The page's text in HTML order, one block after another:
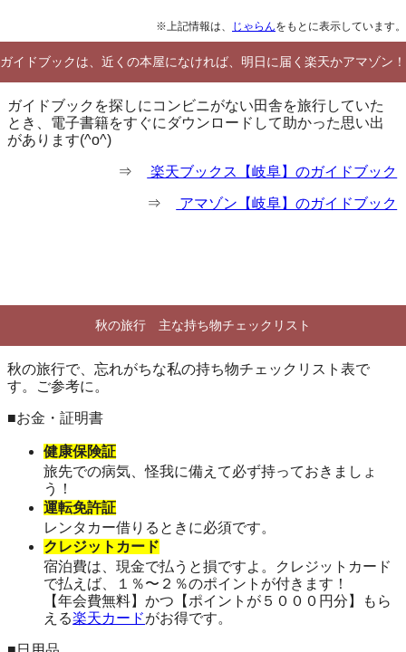
※上記情報は、 じゃらんをもとに表示しています。
ガイドブックは、近くの本屋になければ、明日に届く楽天かアマゾン！
ガイドブックを探しにコンビニがない田舎を旅行していた
とき、電子書籍をすぐにダウンロードして助かった思い出
があります(^o^)
⇒ 楽天ブックス【岐阜】のガイドブック
⇒ アマゾン【岐阜】のガイドブック
秋の旅行 主な持ち物チェックリスト
秋の旅行で、忘れがちな私の持ち物チェックリスト表で
す。ご参考に。
■お金・証明書
健康保険証
旅先での病気、怪我に備えて必ず持っておきましょ
う！
運転免許証
レンタカー借りるときに必須です。
クレジットカード
宿泊費は、現金で払うと損ですよ。クレジットカード
で払えば、１％〜２％のポイントが付きます！
【年会費無料】かつ【ポイントが５０００円分】もら
える楽天カードがお得です。